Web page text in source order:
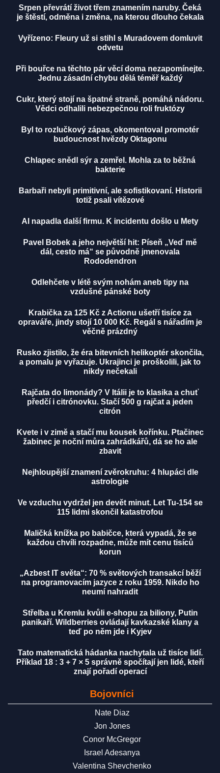
Srpen převrátí život třem znamením naruby. Čeká
je štěstí, odměna i změna, na kterou dlouho čekala
Vyřízeno: Fleury už si stihl s Muradovem domluvit
odvetu
Při bouřce na těchto pár věcí doma nezapomínejte.
Jednu zásadní chybu dělá téměř každý
Cukr, který stojí na špatné straně, pomáhá nádoru.
Vědci odhalili nebezpečnou roli fruktózy
Byl to rozlučkový zápas, okomentoval promotér
budoucnost hvězdy Oktagonu
Chlapec snědl sýr a zemřel. Mohla za to běžná
bakterie
Barbaři nebyli primitivní, ale sofistikovaní. Historii
totiž psali vítězové
AI napadla další firmu. K incidentu došlo u Mety
Pavel Bobek a jeho největší hit: Píseň „Veď mě
dál, cesto má“ se původně jmenovala
Rododendron
Odlehčete v létě svým nohám aneb tipy na
vzdušné pánské boty
Krabička za 125 Kč z Actionu ušetří tisíce za
opraváře, jindy stojí 10 000 Kč. Regál s nářadím je
věčně prázdný
Rusko zjistilo, že éra bitevních helikoptér skončila,
a pomalu je vyřazuje. Ukrajinci je proškolili, jak to
nikdy nečekali
Rajčata do limonády? V Itálii je to klasika a chuť
předčí i citrónovku. Stačí 500 g rajčat a jeden
citrón
Kvete i v zimě a stačí mu kousek kořínku. Ptačinec
žabinec je noční můra zahrádkářů, dá se ho ale
zbavit
Nejhloupější znamení zvěrokruhu: 4 hlupáci dle
astrologie
Ve vzduchu vydržel jen devět minut. Let Tu-154 se
115 lidmi skončil katastrofou
Maličká knížka po babičce, která vypadá, že se
každou chvíli rozpadne, může mít cenu tisíců
korun
„Azbest IT světa“: 70 % světových transakcí běží
na programovacím jazyce z roku 1959. Nikdo ho
neumí nahradit
Střelba u Kremlu kvůli e-shopu za biliony, Putin
panikaří. Wildberries ovládají kavkazské klany a
teď po něm jde i Kyjev
Tato matematická hádanka nachytala už tisíce lidí.
Příklad 18 : 3 + 7 × 5 správně spočítají jen lidé, kteří
znají pořadí operací
Bojovníci
Nate Diaz
Jon Jones
Conor McGregor
Israel Adesanya
Valentina Shevchenko